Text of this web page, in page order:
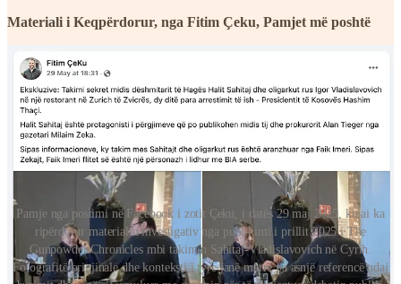
Materiali i Keqpërdorur, nga Fitim Çeku, Pamjet më poshtë
Pamje nga postimi në Facebook i zotit Çeku, i datës 29 maj 2025, ku ai ka
ripërdorur materialin investigativ nga publikimi i prillit 2025 i The
Gunpowder Chronicles mbi takimin Sahitaj-Vladislavovich në Cyrih.
Fotografitë origjinale dhe konteksti i tyre janë marrë pa asnjë referencë ndaj